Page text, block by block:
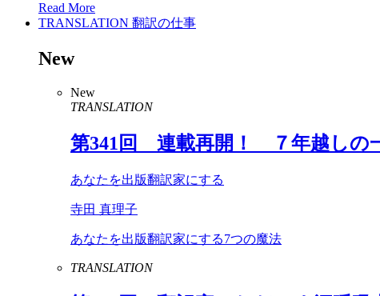
Read More
TRANSLATION 翻訳の仕事
New
New
TRANSLATION
第341 回 連載再開！ ７年越しの
あなたを出版翻訳家にする
寺田 真理子
あなたを出版翻訳家にする7つの魔法
TRANSLATION